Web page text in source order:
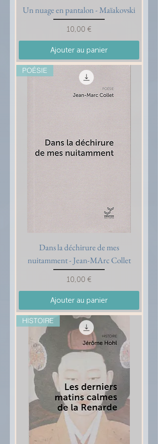
Un nuage en pantalon - Maïakovski
Prix
10,00 €
Ajouter au panier
POÉSIE
Dans la déchirure de mes
nuitamment - Jean-MArc Collet
Prix
10,00 €
Ajouter au panier
HISTOIRE